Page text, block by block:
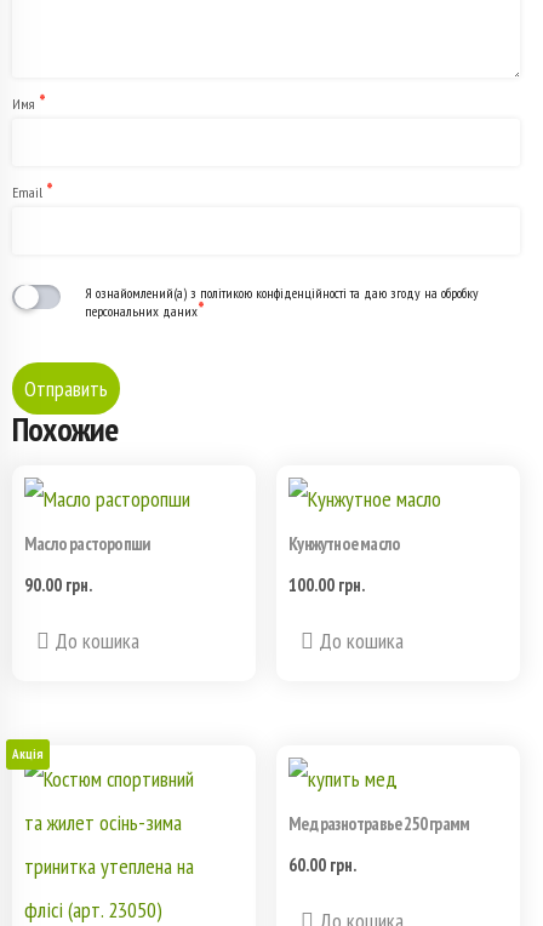
Имя *
Email *
Я ознайомлений(а) з політикою конфіденційності та даю згоду на обробку
персональних даних*
Похожие
Масло расторопши
90.00 грн.
До кошика
Кунжутное масло
100.00 грн.
До кошика
Акція
Мед разнотравье 250 грамм
60.00 грн.
До кошика